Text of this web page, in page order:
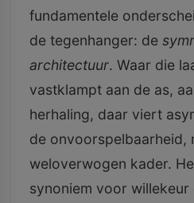
fundamentele
de tegenhanger: de
architectuur. Waar die
vastklampt aan de as,
herhaling, daar viert
de onvoorspelbaarheid,
weloverwogen kader.
synoniem voor